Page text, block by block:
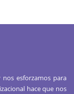
esforzamos para
hace que nos